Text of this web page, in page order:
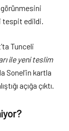
görünmesini
tespit edildi.
Tunceli
ile yeni teslim
Sonel’in kartla
açığa çıktı.